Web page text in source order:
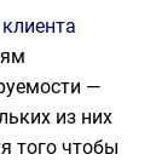
—
из них
того чтобы